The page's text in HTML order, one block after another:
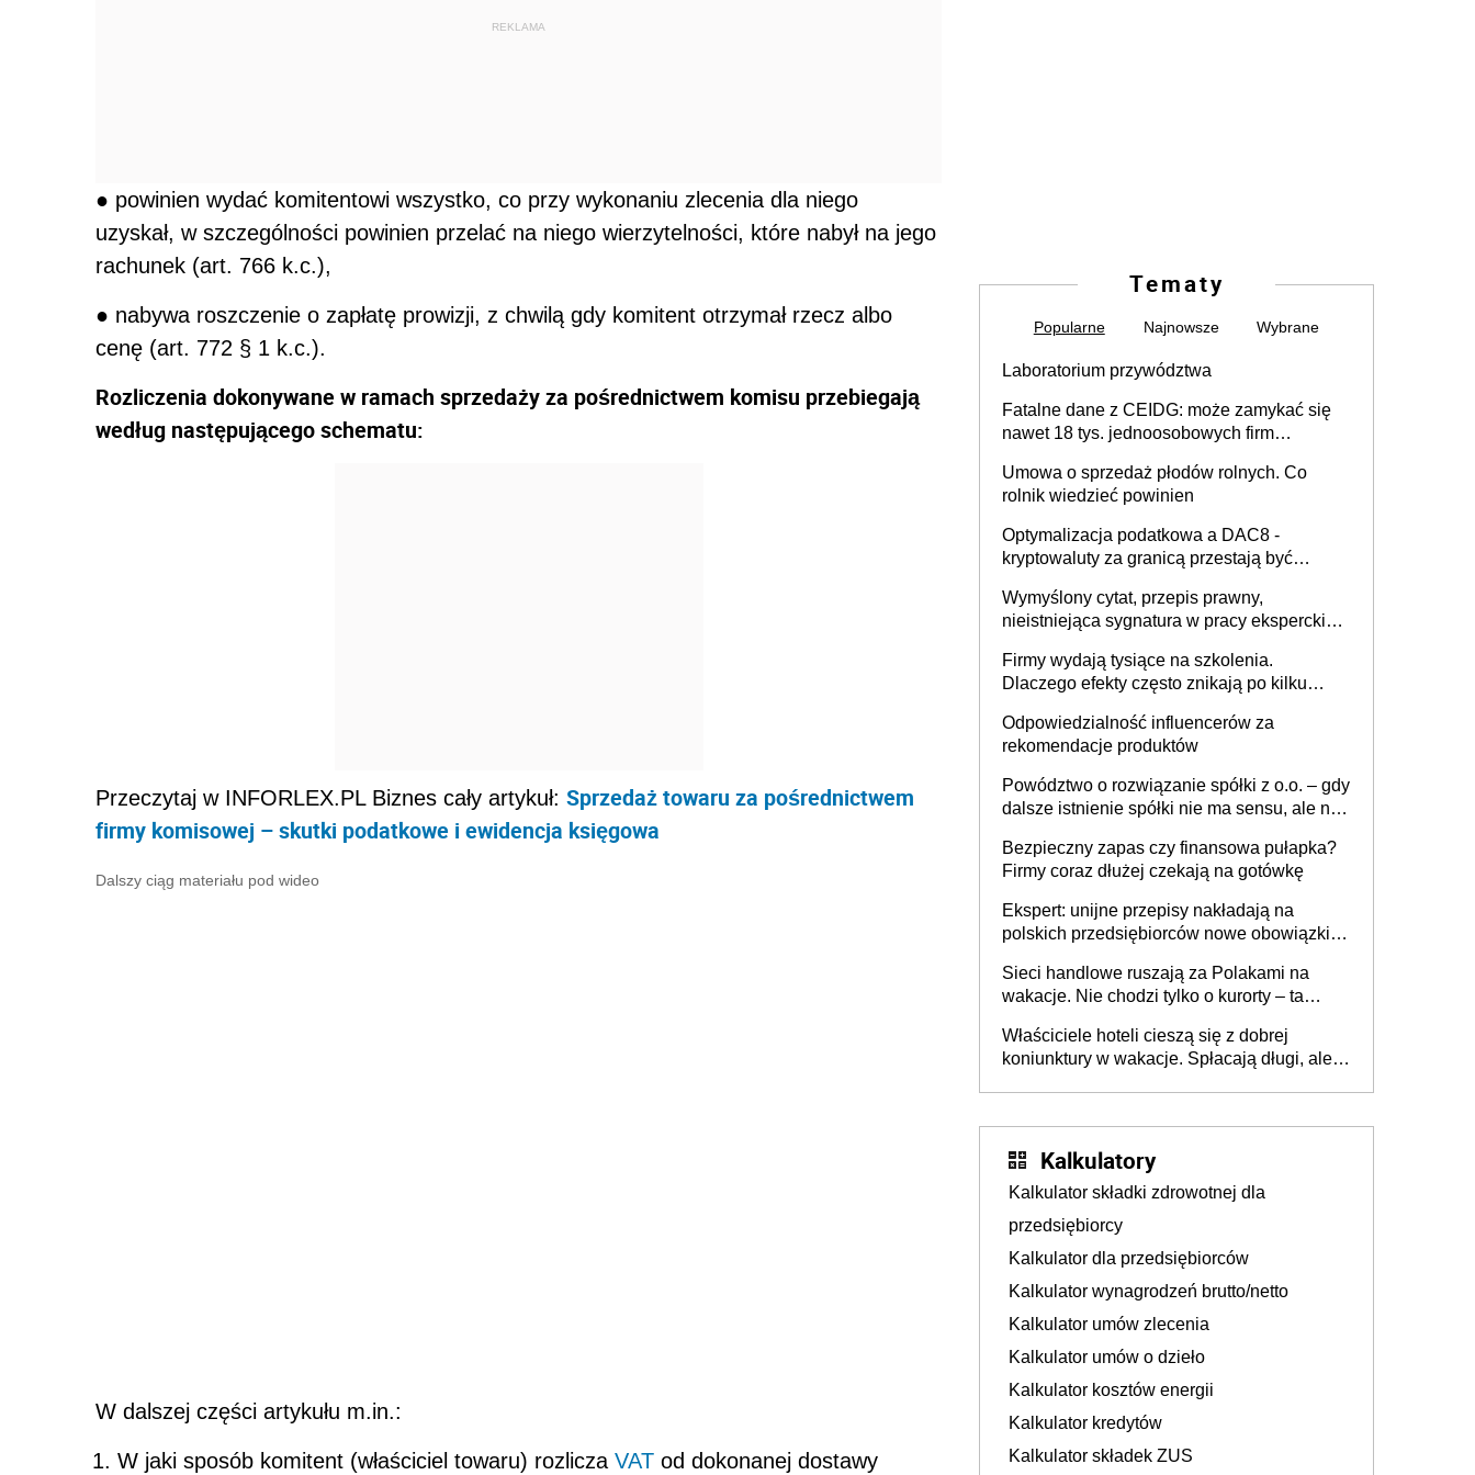
● nabywa roszczenie o zapłatę prowizji, z chwilą gdy komitent otrzymał rzecz albo
Tematy
Popularne Najnowsze Wybrane
Laboratorium przywództwa
Fatalne dane z CEIDG: może zamykać się
nawet 18 tys. jednoosobowych firm
Umowa o sprzedaż płodów rolnych. Co
rolnik wiedzieć powinien
Optymalizacja podatkowa a DAC8 -
kryptowaluty za granicą przestają być
Wymyślony cytat, przepis prawny,
nieistniejąca sygnatura w pracy eksperckiej -
firmie
Firmy wydają tysiące na szkolenia.
Dlaczego efekty często znikają po kilku
Odpowiedzialność influencerów za
rekomendacje produktów
Powództwo o rozwiązanie spółki z o.o. – gdy
dalsze istnienie spółki nie ma sensu, ale nie
Bezpieczny zapas czy finansowa pułapka?
Firmy coraz dłużej czekają na gotówkę
Ekspert: unijne przepisy nakładają na
polskich przedsiębiorców nowe obowiązki w
Sieci handlowe ruszają za Polakami na
wakacje. Nie chodzi tylko o kurorty – ta
tam, gdzie wielu spędzi urlop po cichu
Właściciele hoteli cieszą się z dobrej
koniunktury w wakacje. Spłacają długi, ale
Kalkulatory
Kalkulator składki zdrowotnej dla
przedsiębiorcy
Kalkulator dla przedsiębiorców
Kalkulator wynagrodzeń brutto/netto
Kalkulator umów zlecenia
Kalkulator umów o dzieło
Kalkulator kosztów energii
Kalkulator kredytów
Kalkulator składek ZUS